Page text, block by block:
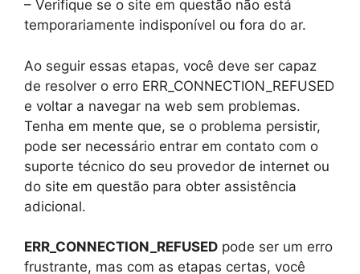
– Verifique se o site em questão não está
temporariamente indisponível ou fora do ar.
Ao seguir essas etapas, você deve ser capaz
de resolver o erro ERR_CONNECTION_REFUSED
e voltar a navegar na web sem problemas.
Tenha em mente que, se o problema persistir,
pode ser necessário entrar em contato com o
suporte técnico do seu provedor de internet ou
do site em questão para obter assistência
adicional.
ERR_CONNECTION_REFUSED pode ser um erro
frustrante, mas com as etapas certas, você